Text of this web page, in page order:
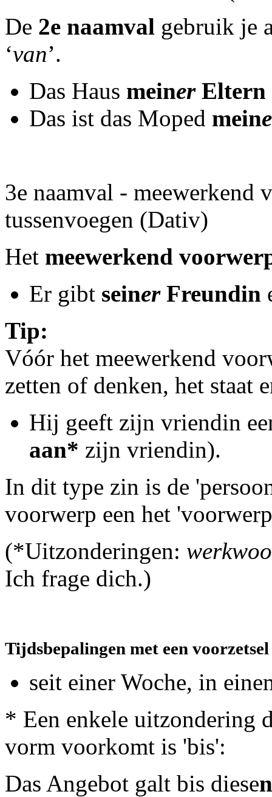
De 2e naamval gebruik je
‘van’.
Das Haus meinerEltern
Das ist das Moped mein
3e naamval - meewerkend
tussenvoegen (Dativ)
Het meewerkend
Er gibt seinerFreundin
Tip:
Vóór het meewerkend
zetten of denken, het staat
Hij geeft zijn vriendin
aan* zijn vriendin).
In dit type zin is de
voorwerp een het
(*Uitzonderingen:
Ich frage dich.)
Tijdsbepalingen met een
seit einer Woche, in
* Een enkele uitzondering
vorm voorkomt is 'bis':
Das Angebot galt bis diesen